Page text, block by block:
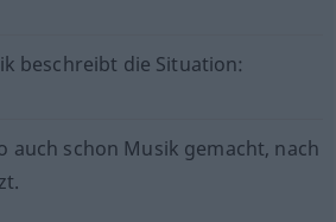
beschreibt die Situation:
auch schon Musik gemacht, nach